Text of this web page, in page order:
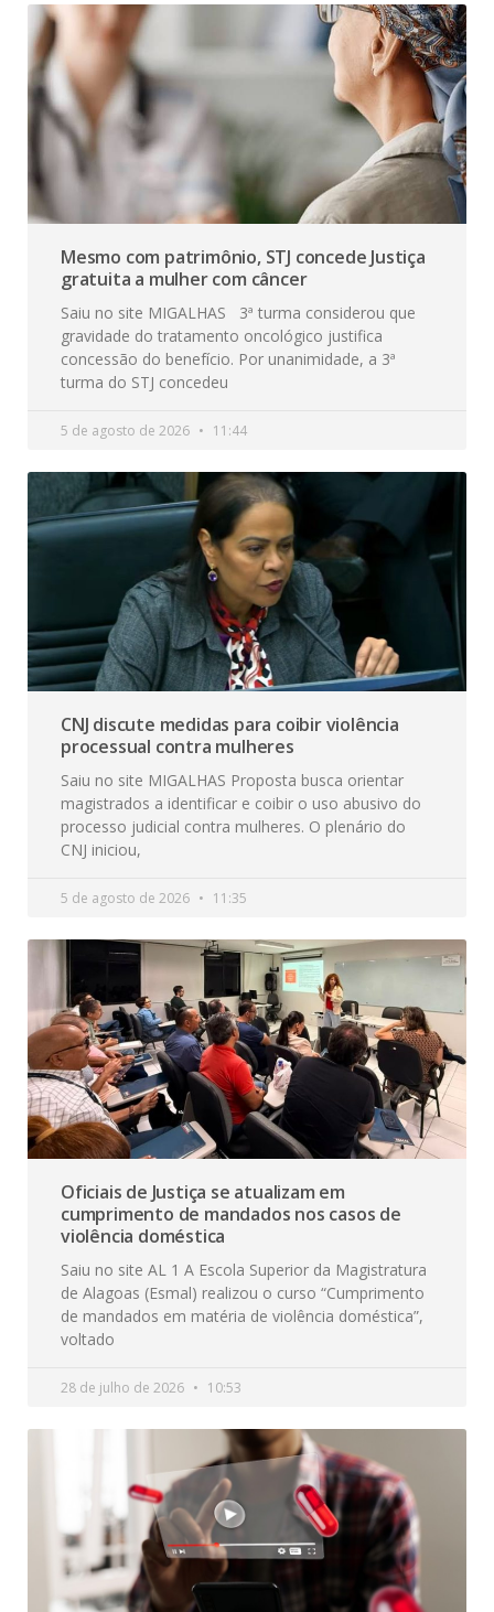
Mesmo com patrimônio, STJ concede Justiça
gratuita a mulher com câncer
Saiu no site MIGALHAS 3ª turma considerou que
gravidade do tratamento oncológico justifica
concessão do benefício. Por unanimidade, a 3ª
turma do STJ concedeu
5 de agosto de 2026 11:44
CNJ discute medidas para coibir violência
processual contra mulheres
Saiu no site MIGALHAS Proposta busca orientar
magistrados a identificar e coibir o uso abusivo do
processo judicial contra mulheres. O plenário do
CNJ iniciou,
5 de agosto de 2026 11:35
Oficiais de Justiça se atualizam em
cumprimento de mandados nos casos de
violência doméstica
Saiu no site AL 1 A Escola Superior da Magistratura
de Alagoas (Esmal) realizou o curso “Cumprimento
de mandados em matéria de violência doméstica”,
voltado
28 de julho de 2026 10:53